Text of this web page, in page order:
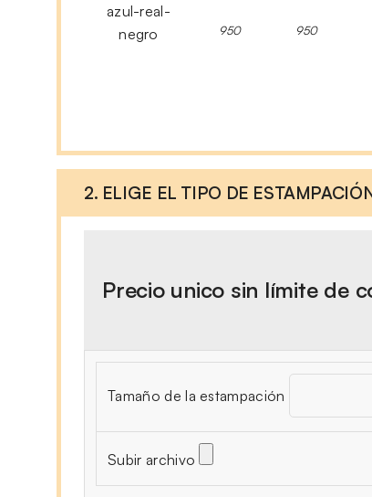
azul-real-
negro
950 950
2. ELIGE EL TIPO DE
Precio unico sin límite de
Tamaño de la estampación
Subir archivo